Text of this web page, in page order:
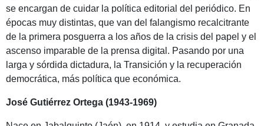
se encargan de cuidar la política editorial del periódico. En
épocas muy distintas, que van del falangismo recalcitrante
de la primera posguerra a los años de la crisis del papel y el
ascenso imparable de la prensa digital. Pasando por una
larga y sórdida dictadura, la Transición y la recuperación
democrática, más política que económica.
José Gutiérrez Ortega (1943-1969)